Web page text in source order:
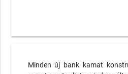
Minden új bank kamat